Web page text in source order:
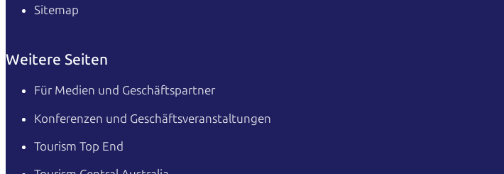
Sitemap
Weitere Seiten
Für Medien und Geschäftspartner
Konferenzen und Geschäftsveranstaltungen
Tourism Top End